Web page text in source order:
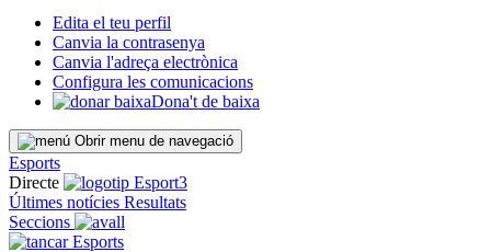
Edita el teu perfil
Canvia la contrasenya
Canvia l'adreça electrònica
Configura les comunicacions
Dona't de baixa
Obrir menu de navegació
Esports
Directe
Últimes notícies Resultats
Seccions
Esports